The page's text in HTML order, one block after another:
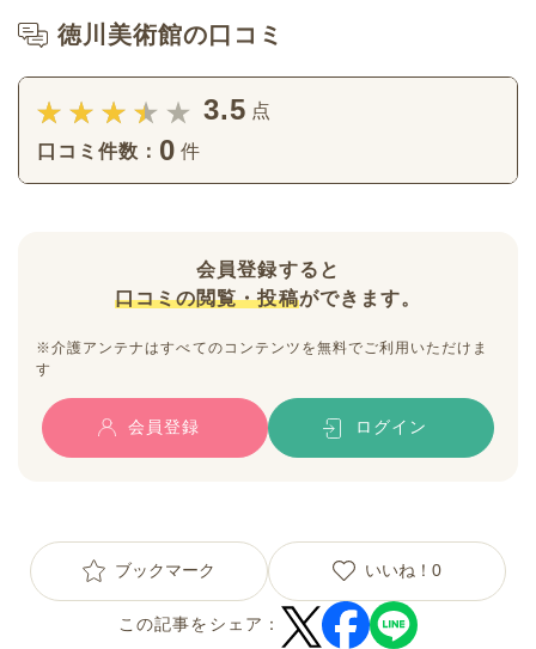
徳川美術館の口コミ
3.5 点
口コミ件数： 0 件
会員登録すると
口コミの閲覧・投稿ができます。
※介護アンテナはすべてのコンテンツを無料でご利用いただけま
す
会員登録 ログイン
ブックマーク いいね！ 0
この記事をシェア：